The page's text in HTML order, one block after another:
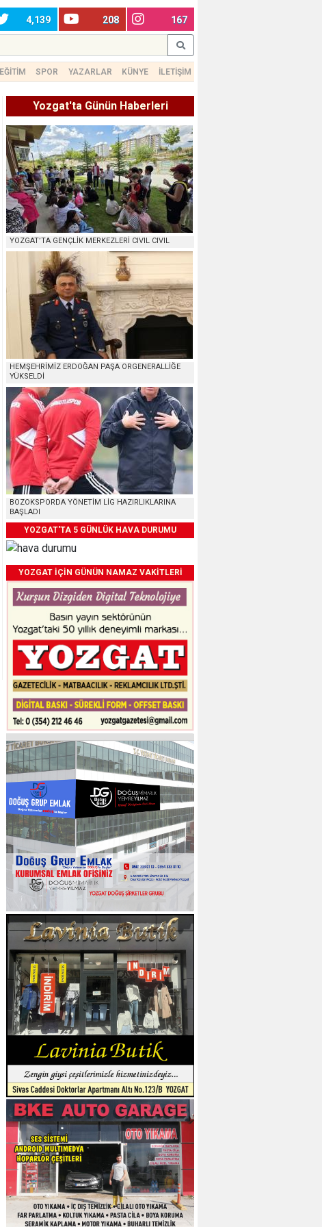
4,139 208 167
EĞİTİM SPOR YAZARLAR KÜNYE İLETİŞİM
Yozgat'ta Günün Haberleri
YOZGAT’TA GENÇLİK MERKEZLERİ CIVIL CIVIL
HEMŞEHRİMİZ ERDOĞAN PAŞA ORGENERALLİĞE
YÜKSELDİ
BOZOKSPORDA YÖNETİM LİG HAZIRLIKLARINA
BAŞLADI
YOZGAT'TA 5 GÜNLÜK HAVA DURUMU
YOZGAT İÇİN GÜNÜN NAMAZ VAKİTLERİ